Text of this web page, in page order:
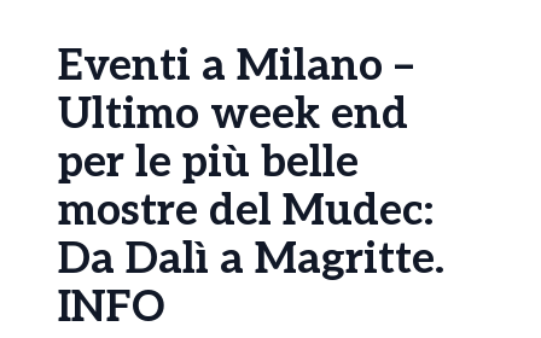
Eventi a Milano –
Ultimo week end
per le più belle
mostre del Mudec:
Da Dalì a Magritte.
INFO